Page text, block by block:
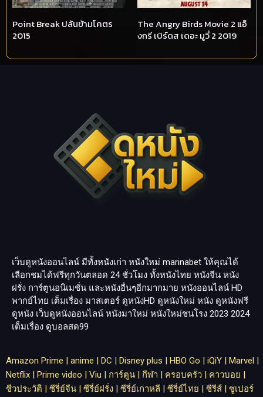
Point Break ปล้นข้ามโคตร
2015
The Angry Birds Movie 2 แอ็
งกรี เบิร์ดส เดอะ มูวี่ 2 2019
เว็บดูหนังออนไลน์ มีทั้งหนังเก่า หนังใหม่ marinabet ให้คุณได้
เลือกชมได้ฟรีทุกวันตลอด 24 ชั่วโมง ทั้งหนังไทย หนังจีน หนัง
ฝรั่ง การ์ตูนอนิเมชั่น และหนังอื่นๆอีกมากมาย หนังออนไลน์ HD
พากย์ไทย เต็มเรื่อง มาสเตอร์ ดูหนังHD ดูหนังใหม่ หนัง ดูหนังฟรี
ดูหนัง เว็บดูหนังออนไลน์ หนังมาใหม่ หนังใหม่ชนโรง 2023 2024
เต็มเรื่อง ดูบอลสด99
Amazon Prime | anime | DC | Disney plus | HBO Go | iQiY | Marvel |
Netflix | Prime video | Viu | การ์ตูน | กีฬา | ครอบครัว | คาวบอย |
ชีวประวัติ | ซีรี่ย์จีน | ซีรี่ย์ฝรั่ง | ซีรี่ย์เกาหลี | ซีรี่ย์ไทย | ซีรีส์ | ซูเปอร์